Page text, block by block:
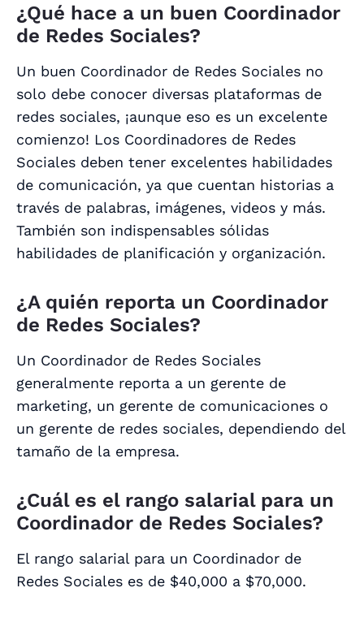
¿Qué hace a un buen Coordinador
de Redes Sociales?
Un buen Coordinador de Redes Sociales no
solo debe conocer diversas plataformas de
redes sociales, ¡aunque eso es un excelente
comienzo! Los Coordinadores de Redes
Sociales deben tener excelentes habilidades
de comunicación, ya que cuentan historias a
través de palabras, imágenes, videos y más.
También son indispensables sólidas
habilidades de planificación y organización.
¿A quién reporta un Coordinador
de Redes Sociales?
Un Coordinador de Redes Sociales
generalmente reporta a un gerente de
marketing, un gerente de comunicaciones o
un gerente de redes sociales, dependiendo del
tamaño de la empresa.
¿Cuál es el rango salarial para un
Coordinador de Redes Sociales?
El rango salarial para un Coordinador de
Redes Sociales es de $40,000 a $70,000.